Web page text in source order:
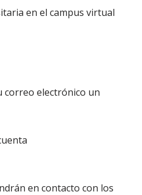
en el campus virtual
correo electrónico un
en contacto con los